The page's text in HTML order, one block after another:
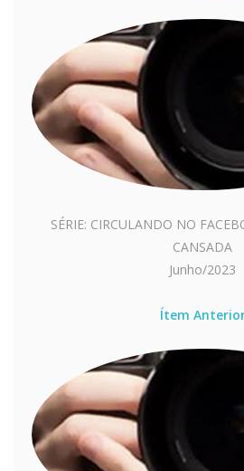
SÉRIE: CIRCULANDO NO
CANSADA
Junho/2023
Ítem